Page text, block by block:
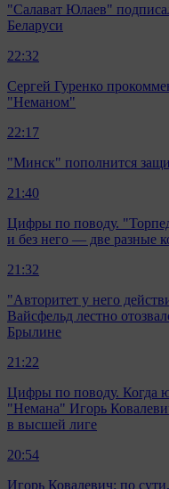
"Салават Юлаев"
Беларуси
22:32
Сергей Гуренко
"Неманом"
22:17
"Минск" пополнится
21:40
Цифры по поводу.
и без него — две разные
21:32
"Авторитет у него
Вайсфельд лестно
Брылине
21:22
Цифры по поводу. Когда
"Немана" Игорь
в высшей лиге
20:54
Игорь Ковалевич: по